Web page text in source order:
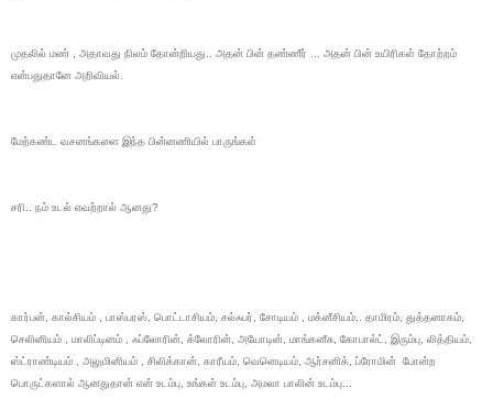
முதலில் மண் , அதாவது நிலம் தோன்றியது.. அதன் பின் தண்ணீர் ... அதன் பின் உயிரிகள் தோற்றம்
என்பதுதானே அறிவியல்.
மேற்கண்ட வசனங்களை இந்த பின்னணியில் பாருங்கள்
சரி.. நம் உடல் எவற்றால் ஆனது?
கார்பன், கால்சியம் , பாஸ்பரஸ், பொட்டாசியம், சல்ஃபர், சோடியம் , மக்னீசியம்,. தாமிரம், துத்தனாகம்,
செலினியம் , மாலிப்டினம் , ஃப்லோரின், க்லோரின், அயோடின், மாங்கனீசு, கோபால்ட், இரும்பு, லித்தியம்,
ஸ்ட்ராண்டியம் , அலுமினியம் , சிலிக்கான், காரீயம், வெனெடியம், ஆர்சனிக், ப்ரோமின் போன்ற
பொருட்களால் ஆனதுதான் என் உடம்பு, உங்கள் உடம்பு, அமலா பாலின் உடம்பு...